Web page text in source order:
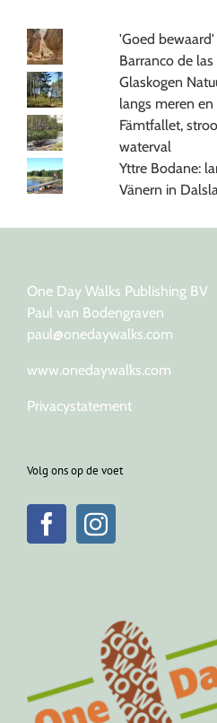
'Goed
Barranco de las
Glaskogen
langs meren en
Fämtfallet,
waterval
Yttre Bodane:
Vänern in
One Day Walks Publishing BV
Paul van Bodengraven
paul@onedaywalks.com
www.onedaywalks.com
Privacystatement
Volg ons op de voet